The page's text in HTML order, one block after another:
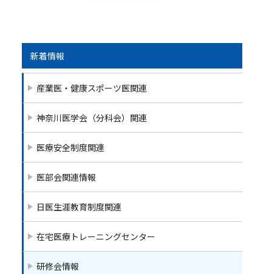
e
b
o
o
k
er l
新着情報
産業医・健康スポーツ医関連
神奈川医学会（分科会）関連
医療安全制度関連
医部会関連情報
日医生涯教育制度関連
在宅医療トレーニングセンター
研修会情報